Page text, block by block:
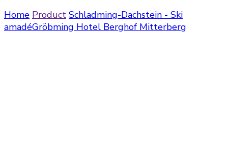
Home Product Schladming-Dachstein - Ski
amadéGröbming Hotel Berghof Mitterberg